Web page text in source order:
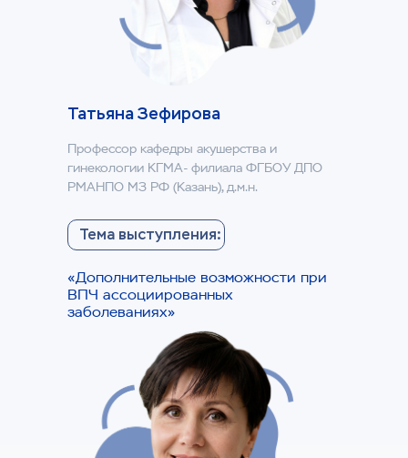
Тема выступления:
Профессор кафедры акушерства и
гинекологии КГМА- филиала ФГБОУ ДПО
РМАНПО МЗ РФ (Казань), д.м.н.
«Дополнительные возможности при
ВПЧ ассоциированных
заболеваниях»
Татьяна Зефирова